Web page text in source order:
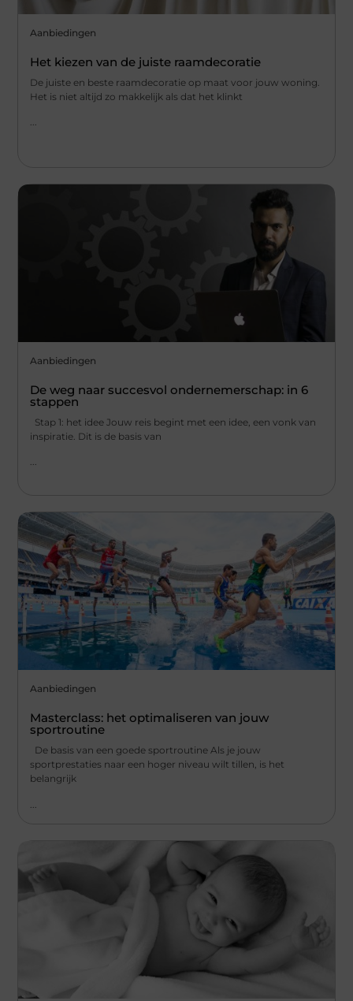
Aanbiedingen
Het kiezen van de juiste raamdecoratie
De juiste en beste raamdecoratie op maat voor jouw woning.
Het is niet altijd zo makkelijk als dat het klinkt
Aanbiedingen
De weg naar succesvol ondernemerschap: in 6
stappen
Stap 1: het idee Jouw reis begint met een idee, een vonk van
inspiratie. Dit is de basis van
...
Aanbiedingen
Masterclass: het optimaliseren van jouw
sportroutine
De basis van een goede sportroutine Als je jouw
sportprestaties naar een hoger niveau wilt tillen, is het
belangrijk